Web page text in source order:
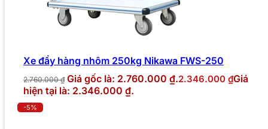
Xe đẩy hàng nhôm 250kg Nikawa FWS-250
2.760.000₫ Giá gốc là: 2.760.000 ₫.2.346.000 ₫Giá
hiện tại là: 2.346.000 ₫.
-5%